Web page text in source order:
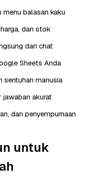
balasan kaku
dan stok
dari chat
Sheets Anda
sentuhan manusia
jawaban akurat
dan penyempurnaan
untuk